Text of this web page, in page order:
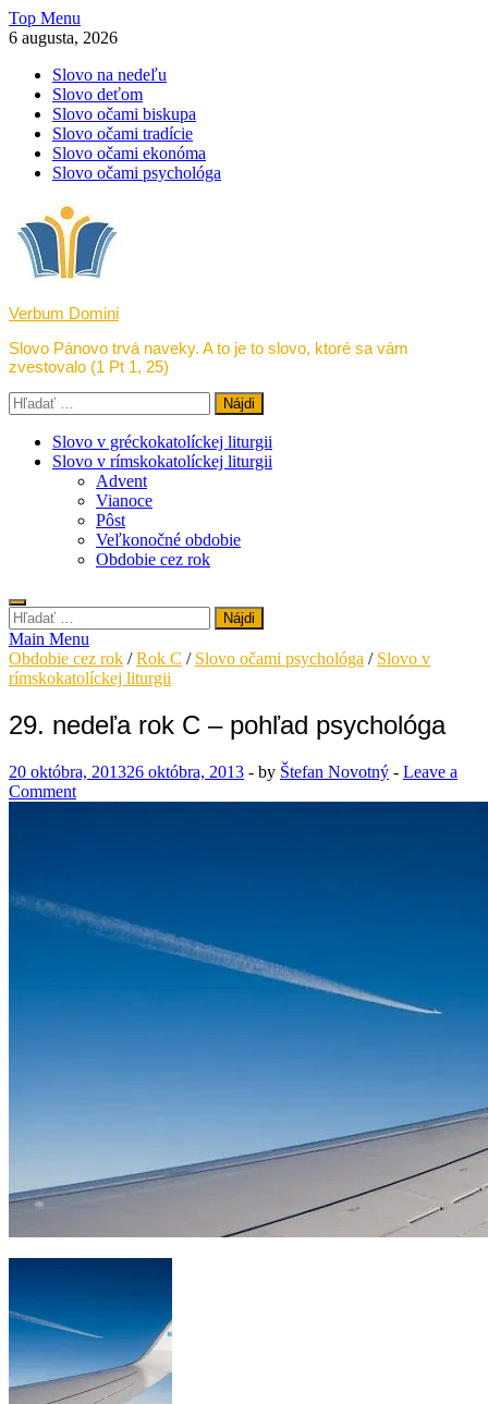
Skip
to
Top Menu
6 augusta, 2026
Slovo na nedeľu
Slovo deťom
Slovo očami biskupa
Slovo očami tradície
Slovo očami ekonóma
Slovo očami psychológa
Verbum Domini
Slovo Pánovo trvá naveky. A to je to slovo, ktoré sa vám
zvestovalo (1 Pt 1, 25)
Hľadať:
Slovo v gréckokatolíckej liturgii
Slovo v rímskokatolíckej liturgii
Advent
Vianoce
Pôst
Veľkonočné obdobie
Obdobie cez rok
Hľadať:
Main Menu
Obdobie cez rok /Rok C / Slovo očami psychológa / Slovo v
rímskokatolíckej liturgii
29. nedeľa rok C – pohľad psychológa
20 októbra, 201326 októbra, 2013 - by Štefan Novotný - Leave a
Comment